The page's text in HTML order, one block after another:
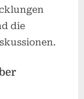
die